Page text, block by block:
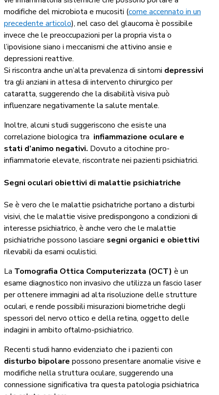
modifiche del microbiota e mucositi (come accennato in un
precedente articolo), nel caso del glaucoma è possibile
invece che le preoccupazioni per la propria vista o
l’ipovisione siano i meccanismi che attivino ansie e
depressioni reattive.
Si riscontra anche un’alta prevalenza di sintomi depressivi
tra gli anziani in attesa di intervento chirurgico per
cataratta, suggerendo che la disabilità visiva può
influenzare negativamente la salute mentale.
Inoltre, alcuni studi suggeriscono che esiste una
correlazione biologica tra infiammazione oculare e
stati d’animo negativi. Dovuto a citochine pro-
infiammatorie elevate, riscontrate nei pazienti psichiatrici.
Segni oculari obiettivi di malattie psichiatriche
Se è vero che le malattie psichatriche portano a disturbi
visivi, che le malattie visive predispongono a condizioni di
interesse psichiatrico, è anche vero che le malattie
psichiatriche possono lasciare segni organici e obiettivi
rilevabili da esami oculistici.
La Tomografia Ottica Computerizzata (OCT) è un
esame diagnostico non invasivo che utilizza un fascio laser
per ottenere immagini ad alta risoluzione delle strutture
oculari, e rende possibili misurazioni biometriche degli
spessori del nervo ottico e della retina, oggetto delle
indagini in ambito oftalmo-psichiatrico.
Recenti studi hanno evidenziato che i pazienti con
disturbo bipolare possono presentare anomalie visive e
modifiche nella struttura oculare, suggerendo una
connessione significativa tra questa patologia psichiatrica